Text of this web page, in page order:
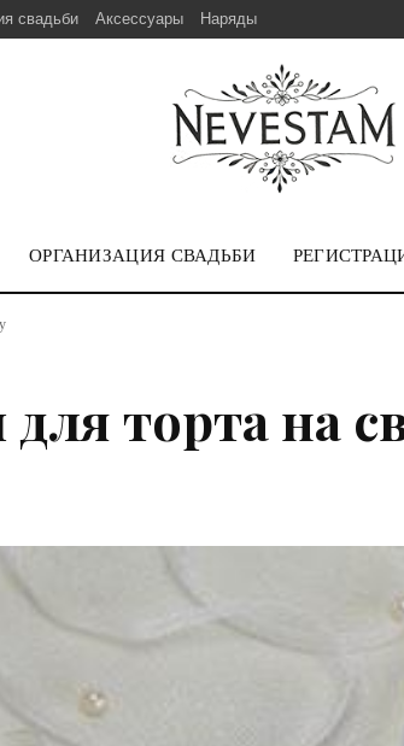
свадьби Аксессуары Наряды
ОРГАНИЗАЦИЯ СВАДЬБИ
торта на